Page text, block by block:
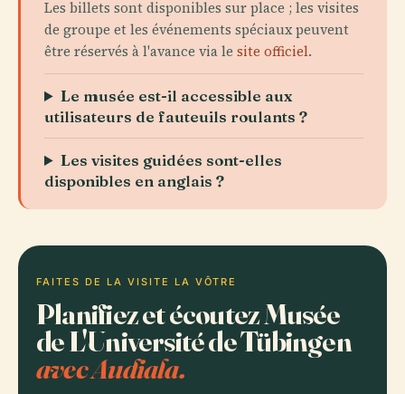
Les billets sont disponibles sur place ; les visites
de groupe et les événements spéciaux peuvent
être réservés à l'avance via le site officiel.
Le musée est-il accessible aux
utilisateurs de fauteuils roulants ?
Les visites guidées sont-elles
disponibles en anglais ?
FAITES DE LA VISITE LA VÔTRE
Planifiez et écoutez Musée
de L'Université de Tübingen
avec Audiala.